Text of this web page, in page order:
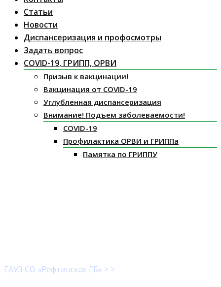
Статьи
Новости
Диспансеризация и профосмотры
Задать вопрос
COVID-19, ГРИПП, ОРВИ
Призыв к вакцинации!
Вакцинация от COVID-19
Углубленная диспансеризация
Внимание! Подъем заболеваемости!
COVID-19
Профилактика ОРВИ и ГРИППа
Памятка по ГРИППУ
ГАУЗ СО «Рефтинская ГБ» > >